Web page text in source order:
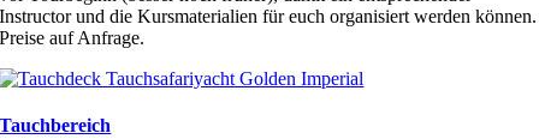
Instructor und die Kursmaterialien für euch organisiert werden können.
Preise auf Anfrage.
Tauchbereich